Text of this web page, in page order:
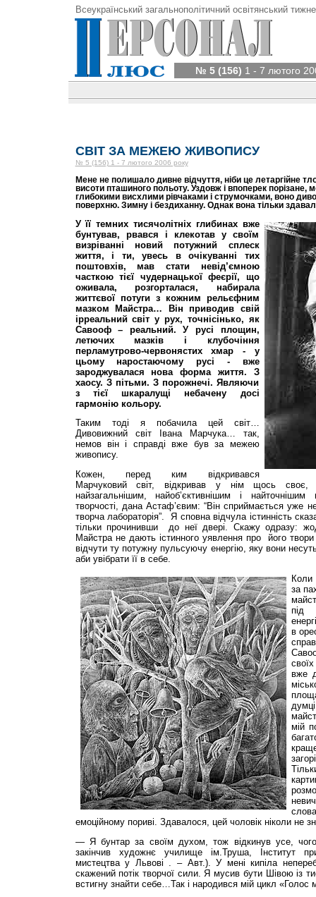
Всеукраїнський загальнополітичний освітянський
№ 5 (156) 1 - 7 лютого
СВІТ ЗА МЕЖЕЮ ЖИВОПИСУ
№ 5 (156) 1 - 7 лютого 2006 року
Мене не полишало дивне відчуття, ніби це летаргійне
висоти пташиного польоту. Уздовж і впоперек
глибокими висхлими рівчаками і струмочками, воно
поверхню. Зимну і бездиханну. Однак вона тільки
У її темних тисячолітніх глибинах вже
бунтував, рвався і клекотав у своїм
визріванні новий потужний сплеск
життя, і ти, увесь в очікуванні тих
поштовхів, мав стати невід’ємною
часткою тієї чудернацької феєрії, що
оживала, розгорталася, набирала
життєвої потуги з кожним рельєфним
мазком Майстра… Він приводив свій
ірреальний світ у рух, точнісінько, як
Савооф – реальний. У русі площин,
летючих мазків і клубочіння
перламутрово-червонястих хмар - у
цьому наростаючому русі - вже
зароджувалася нова форма життя. З
хаосу. З пітьми. З порожнечі. Являючи
з тієї шкаралущі небачену досі
гармонію кольору.
Таким тоді я побачила цей світ…
Дивовижний світ Івана Марчука… так,
немов він і справді вже був за межею
живопису.
Кожен, перед ким відкривався
Марчуковий світ, відкривав у нім щось своє,
найзагальнішим, найоб’єктивнішим і
творчості, дана Астаф’євим: “Він сприймається уже
творча лабораторія”. Я сповна відчула істинність
тільки прочинивши до неї двері. Скажу одразу:
Майстра не дають істинного уявлення про його
відчути ту потужну пульсуючу енергію, яку вони
аби увібрати її в себе.
за
під
в
вже
мій
емоційному пориві. Здавалося, цей чоловік ніколи не
— Я бунтар за своїм духом, тож відкинув усе,
закінчив художнє училище ім.Труша, Інститут
мистецтва у Львові . – Авт.). У мені кипіла
скажений потік творчої сили. Я мусив бути Шівою із
встигну знайти себе…Так і народився мій цикл «Голос